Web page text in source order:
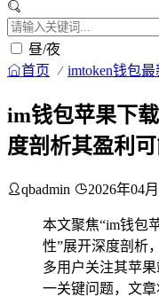
昼/夜
首页 imtoken钱包
im钱包苹果下
度剖析其盈利
qbadmin 2026年04
本文聚焦“im钱包
性”展开深度剖析
多用户关注其苹
一关键问题，文章